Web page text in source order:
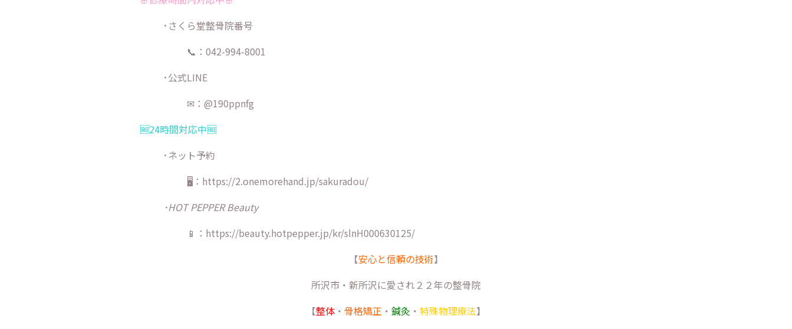
･さくら堂整骨院番号
📞：042-994-8001
･公式LINE
✉：@190ppnfg
🆓24時間対応中🆓
･ネット予約
🖥：https://2.onemorehand.jp/sakuradou/
･HOT PEPPER Beauty
📱：https://beauty.hotpepper.jp/kr/slnH000630125/
【安心と信頼の技術】
所沢市・新所沢に愛され２２年の整骨院
【整体 ・ 骨格矯正 ・ 鍼灸 ・ 特殊物理療法】